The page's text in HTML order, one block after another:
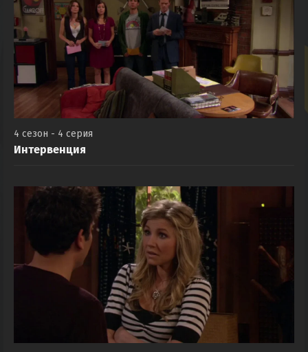
4 сезон - 4 серия
Интервенция